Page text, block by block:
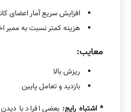
افزایش سریع آمار اعضای
هزینه کمتر نسبت به ممبر
معایب:
ریزش بالا
بازدید و تعامل پایین
* اشتباه رایج: بعضی افراد با